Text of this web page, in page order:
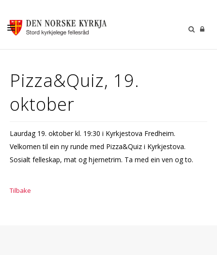
GUDSTENESTER
DÅP VIGSEL GRAVFERD
SOKNERÅDA
GI EI GÅVE
Pizza&Quiz, 19.
oktober
Laurdag 19. oktober kl. 19:30 i Kyrkjestova Fredheim.
Velkomen til ein ny runde med Pizza&Quiz i Kyrkjestova.
Sosialt felleskap, mat og hjernetrim. Ta med ein ven og to.
Tilbake